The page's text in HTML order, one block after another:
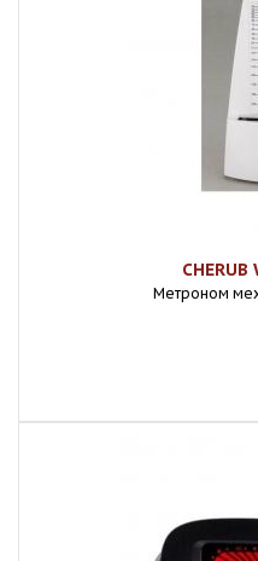
CHERUB
Метроном